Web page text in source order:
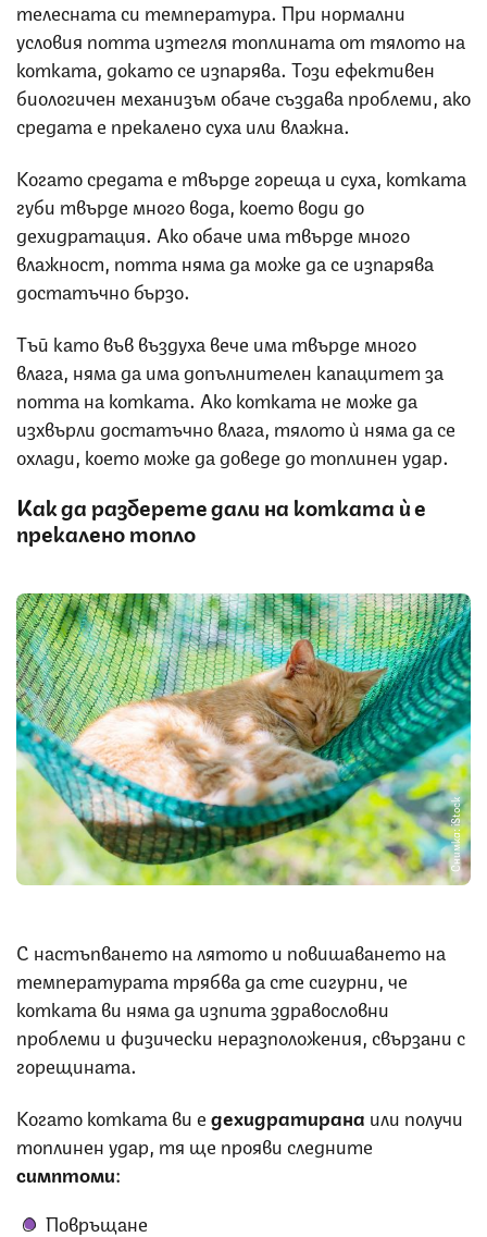
телесната си температура. При нормални
условия потта изтегля топлината от тялото на
котката, докато се изпарява. Този ефективен
биологичен механизъм обаче създава проблеми, ако
средата е прекалено суха или влажна.
Когато средата е твърде гореща и суха, котката
губи твърде много вода, което води до
дехидратация. Ако обаче има твърде много
влажност, потта няма да може да се изпарява
достатъчно бързо.
Тъй като във въздуха вече има твърде много
влага, няма да има допълнителен капацитет за
потта на котката. Ако котката не може да
изхвърли достатъчно влага, тялото ѝ няма да се
охлади, което може да доведе до топлинен удар.
Как да разберете дали на котката ѝ е
прекалено топло
Снимка: iStock
С настъпването на лятото и повишаването на
температурата трябва да сте сигурни, че
котката ви няма да изпита здравословни
проблеми и физически неразположения, свързани с
горещината.
Когато котката ви едехидратирана или получи
топлинен удар, тя ще прояви следните
симптоми:
Повръщане